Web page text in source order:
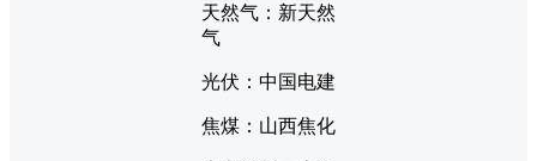
天然气：新天然
气
光伏：中国电建
焦煤：山西焦化